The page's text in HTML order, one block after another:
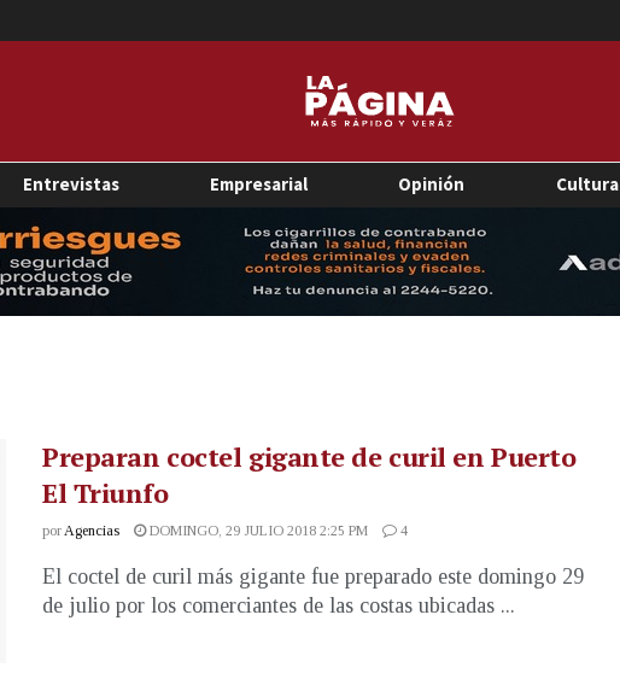
Entrevistas Empresarial Opinión Cultura
Preparan coctel gigante de curil en Puerto
El Triunfo
porAgencias DOMINGO, 29 JULIO 2018 2:25 PM 4
El coctel de curil más gigante fue preparado este domingo 29
de julio por los comerciantes de las costas ubicadas ...